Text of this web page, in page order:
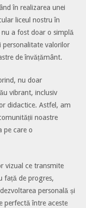
în realizarea unei
liceul nostru în
a fost doar o simplă
valorilor
de învățământ.
nu doar
vibrant, inclusiv
didactice. Astfel, am
noastre
pe care o
vizual ce transmite
față de progres,
personală și
perfectă între aceste